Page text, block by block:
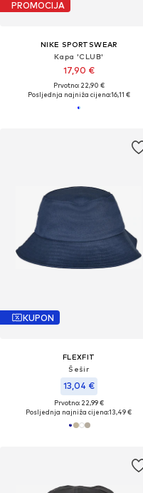
PROMOCIJA
NIKE SPORTSWEAR
Kapa 'CLUB'
17,90 €
Prvotno: 22,90 €
Posljednja najniža cijena:16,11 €
KUPON
FLEXFIT
Šešir
13,04 €
Prvotno: 22,99 €
Posljednja najniža cijena:13,49 €